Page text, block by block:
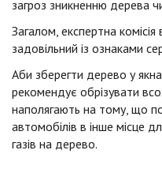
загроз зникненню дерева
Загалом, експертна
задовільний із ознаками
Аби зберегти дерево у
рекомендує обрізувати
наполягають на тому, що
автомобілів в інше місце
газів на дерево.